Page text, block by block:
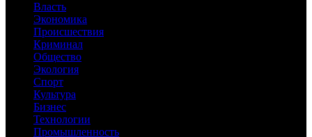
Власть
Экономика
Происшествия
Криминал
Общество
Экология
Спорт
Культура
Бизнес
Технологии
Промышленность